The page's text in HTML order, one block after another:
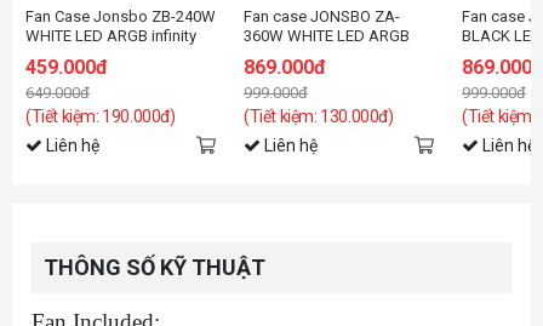
Fan Case Jonsbo ZB-240W
WHITE LED ARGB infinity
459.000đ
649.000đ
(Tiết kiệm: 190.000đ)
Liên hệ
Fan case JONSBO ZA-
360W WHITE LED ARGB
869.000đ
999.000đ
(Tiết kiệm: 130.000đ)
Liên hệ
Fan case
BLACK
869.000đ
999.000đ
(Tiết kiệm:
Liên hệ
THÔNG SỐ KỸ THUẬT